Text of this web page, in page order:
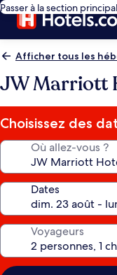
Passer à la section
Afficher tous les
JW Marriott
Choisissez des
Où allez-vous ?
Dates
Voyageurs